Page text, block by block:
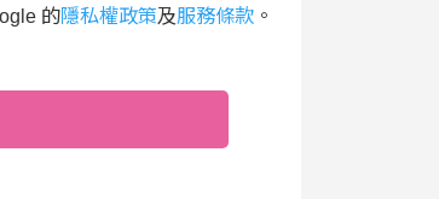
的隱私權政策及服務條款 。